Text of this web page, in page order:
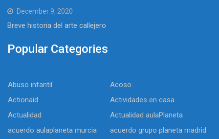
December 9, 2020
Breve historia del arte callejero
Popular Categories
Abuso infantil
Acoso
Actionaid
Actividades en casa
Actualidad
Actualidad aulaPlaneta
acuerdo aulaplaneta murcia
acuerdo grupo planeta madrid